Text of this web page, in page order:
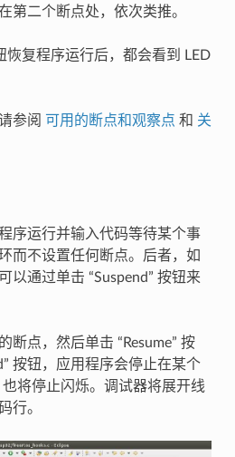
第二个断点处，依次类推。
恢复程序运行后，都会看到 LED
参阅 可用的断点和观察点 和 关
序运行并输入代码等待某个事
而不设置任何断点。后者，如
以通过单击 “Suspend” 按钮来
断点，然后单击 “Resume” 按
按钮，应用程序会停止在某个
将停止闪烁。调试器将展开线
行。